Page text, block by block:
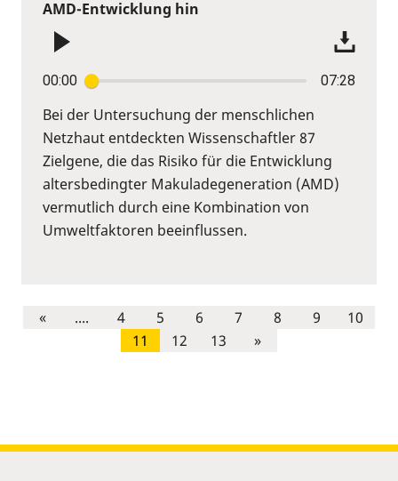
AMD-Entwicklung hin
00:00 07:28
Bei der Untersuchung der menschlichen
Netzhaut entdeckten Wissenschaftler 87
Zielgene, die das Risiko für die Entwicklung
altersbedingter Makuladegeneration (AMD)
vermutlich durch eine Kombination von
Umweltfaktoren beeinflussen.
« .... 4 5 6 7 8 9
10
11
12 13 »